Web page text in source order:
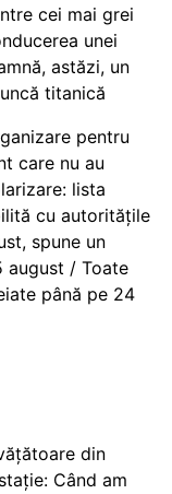
cei mai grei
unei
astăzi, un
titanică
pentru
care nu au
lista
cu autoritățile
spune un
august / Toate
până pe 24
din
Când am